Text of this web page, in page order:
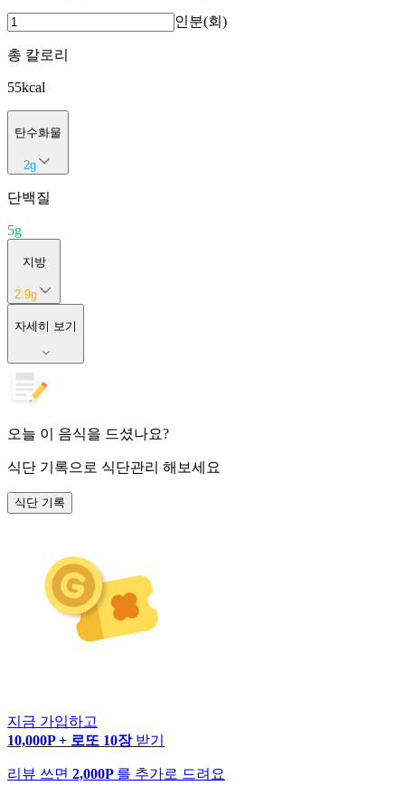
인분(회)
총 칼로리
55kcal
탄수화물
2g
단백질
5g
지방
2.9g
자세히 보기
오늘 이 음식을 드셨나요?
식단 기록으로 식단관리 해보세요
식단 기록
지금 가입하고
10,000P + 로또 10장 받기
리뷰 쓰면 2,000P 를 추가로 드려요